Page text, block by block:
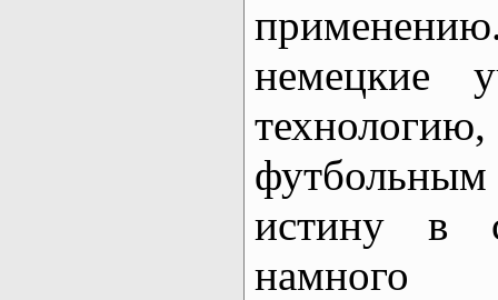
немецкие
истину в